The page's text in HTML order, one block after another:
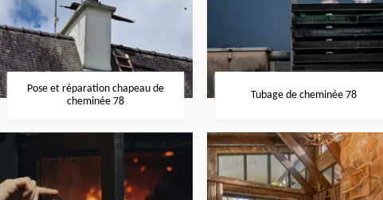
Pose et réparation chapeau de
cheminée 78
Tubage de cheminée 78